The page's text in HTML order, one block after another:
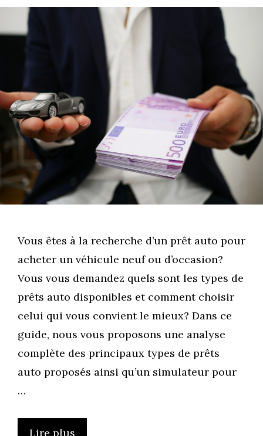
Vous êtes à la recherche d’un prêt auto pour
acheter un véhicule neuf ou d’occasion?
Vous vous demandez quels sont les types de
prêts auto disponibles et comment choisir
celui qui vous convient le mieux? Dans ce
guide, nous vous proposons une analyse
complète des principaux types de prêts
auto proposés ainsi qu’un simulateur pour
…
Lire plus